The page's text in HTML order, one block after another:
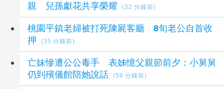
親 兒孫獻花共享榮耀
(32 分鐘前)
桃園平鎮老婦被打死陳屍客廳 8旬老公自首收
押
(35 分鐘前)
亡妹慘遭公公毒手 表姊憶父親節前夕：小舅舅
仍到殯儀館陪她說話
(56 分鐘前)